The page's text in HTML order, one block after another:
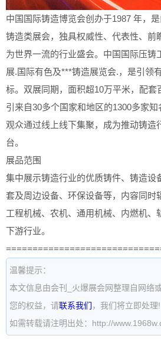
中国国际铸造博览会创办于1987 年，
铸造类展会，独具权威性、代表性、前
为世界一流的行业盛会。中国国际压铸
展.国际有色及***铸造展览会.，是引领
标。双展同期，面积超10万平米，配套
引来自30多个国家和地区的1300多家
观众通过线上线下集聚，成为推动铸造
台。
展品范围
集中展示铸造行业的优质铸件、铸造设
套及周边设备、环保设备等，内容同时
工程机械、农机、通用机械、内燃机、
下游行业。
温馨提示：
本文信息由会刊_火爆展会网整理自网络
您的权益，请联系我们，我们将立即处理!
如需转载请注明出处：http://